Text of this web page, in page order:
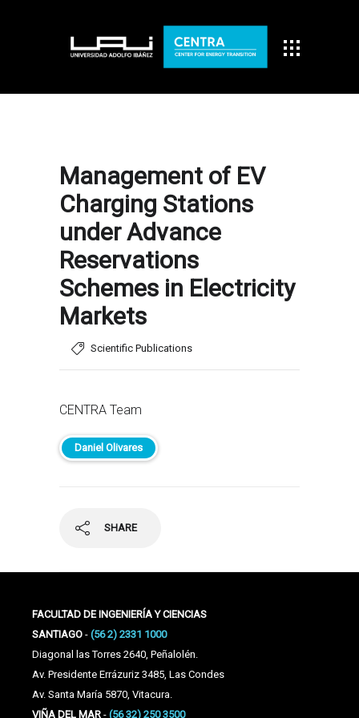
Management of EV
Charging Stations
under Advance
Reservations
Schemes in Electricity
Markets
Scientific Publications
CENTRA Team
Daniel Olivares
SHARE
FACULTAD DE INGENIERÍA Y CIENCIAS
SANTIAGO - (56 2) 2331 1000
Diagonal las Torres 2640, Peñalolén.
Av. Presidente Errázuriz 3485, Las Condes
Av. Santa María 5870, Vitacura.
VIÑA DEL MAR - (56 32) 250 3500